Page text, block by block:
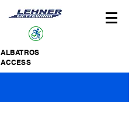
ALBATROS
ACCESS